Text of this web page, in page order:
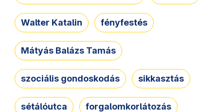
Walter Katalin fényfestés
Mátyás Balázs Tamás
szociális gondoskodás sikkasztás
sétálóutca forgalomkorlátozás